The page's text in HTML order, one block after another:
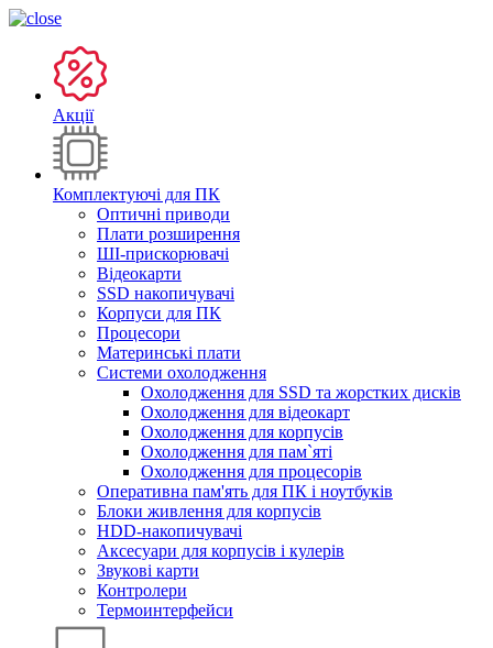
Акції
Комплектуючі для ПК
Оптичні приводи
Плати розширення
ШІ-прискорювачі
Відеокарти
SSD накопичувачі
Корпуси для ПК
Процесори
Материнські плати
Системи охолодження
Охолодження для SSD та жорстких дисків
Охолодження для відеокарт
Охолодження для корпусів
Охолодження для пам`яті
Охолодження для процесорів
Оперативна пам'ять для ПК і ноутбуків
Блоки живлення для корпусів
HDD-накопичувачі
Аксесуари для корпусів і кулерів
Звукові карти
Контролери
Термоинтерфейси